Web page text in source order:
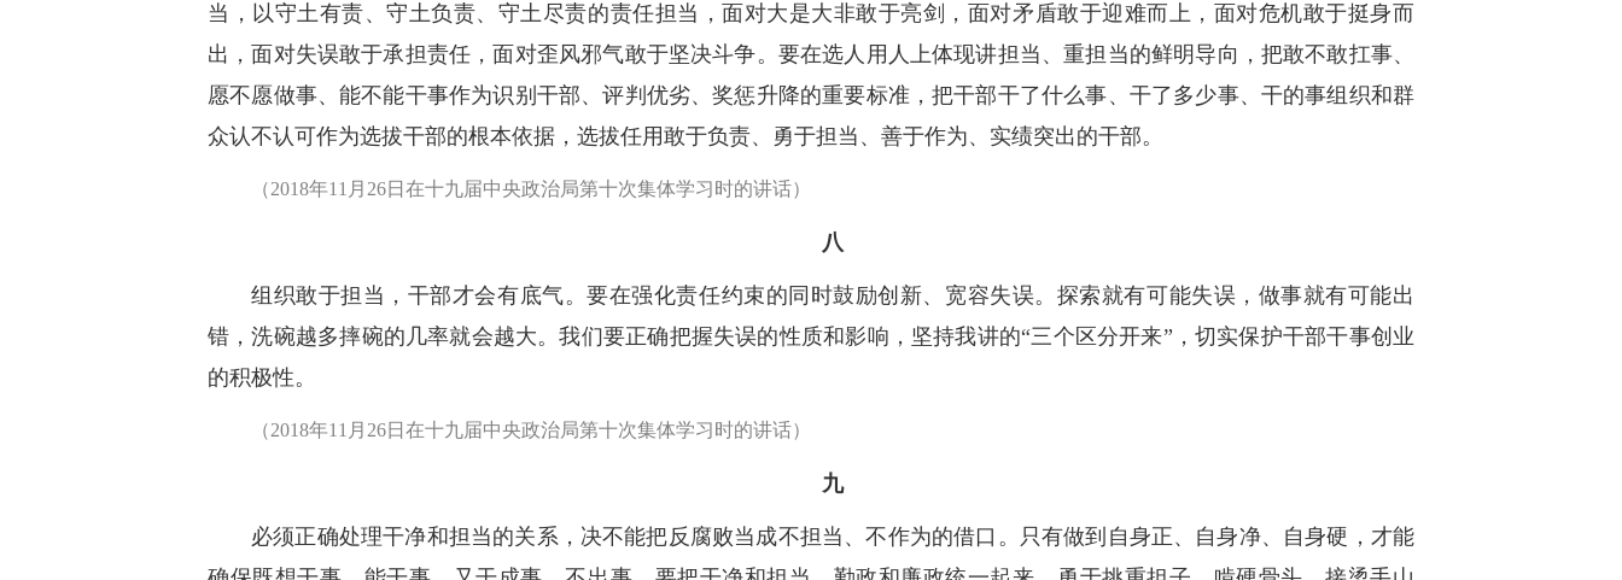
当，以守土有责、守土负责、守土尽责的责任担当，面对大是大非敢于亮剑，面对矛盾敢于迎难而上，面对危机敢于挺身而
出，面对失误敢于承担责任，面对歪风邪气敢于坚决斗争。要在选人用人上体现讲担当、重担当的鲜明导向，把敢不敢扛事、
愿不愿做事、能不能干事作为识别干部、评判优劣、奖惩升降的重要标准，把干部干了什么事、干了多少事、干的事组织和群
众认不认可作为选拔干部的根本依据，选拔任用敢于负责、勇于担当、善于作为、实绩突出的干部。
（2018年11月26日在十九届中央政治局第十次集体学习时的讲话）
八
组织敢于担当，干部才会有底气。要在强化责任约束的同时鼓励创新、宽容失误。探索就有可能失误，做事就有可能出
错，洗碗越多摔碗的几率就会越大。我们要正确把握失误的性质和影响，坚持我讲的“三个区分开来”，切实保护干部干事创业
的积极性。
（2018年11月26日在十九届中央政治局第十次集体学习时的讲话）
九
必须正确处理干净和担当的关系，决不能把反腐败当成不担当、不作为的借口。只有做到自身正、自身净、自身硬，才能